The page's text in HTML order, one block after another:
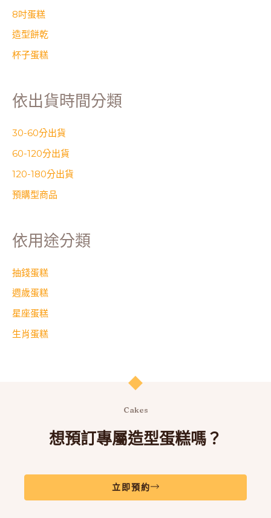
8吋蛋糕
造型餅乾
杯子蛋糕
依出貨時間分類
30-60分出貨
60-120分出貨
120-180分出貨
預購型商品
依用途分類
抽錢蛋糕
週歲蛋糕
星座蛋糕
生肖蛋糕
Cakes
想預訂專屬造型蛋糕嗎？
立即預約